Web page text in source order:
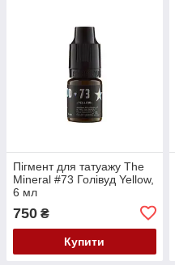
Пігмент для татуажу The
Mineral #73 Голівуд Yellow,
6 мл
750 ₴
Купити